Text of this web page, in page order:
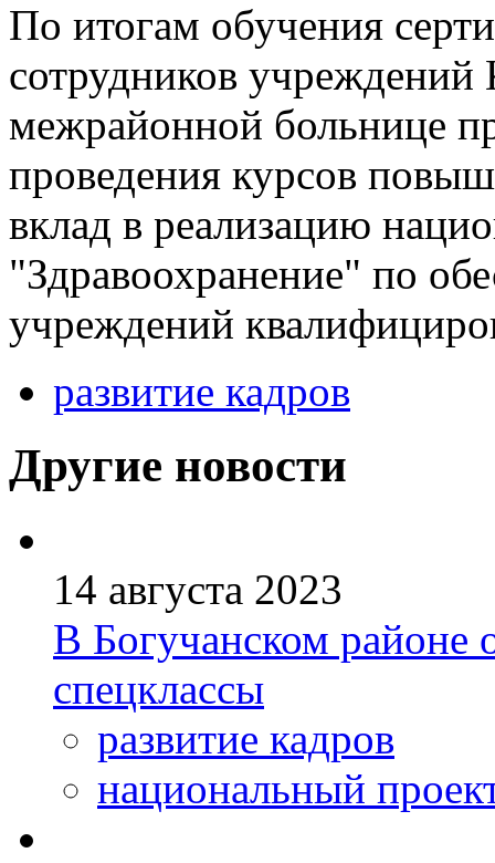
По итогам обучения
сотрудников
межрайонной больнице
проведения курсов
вклад в реализацию
"Здравоохранение" по
учреждений
развитие кадров
Другие новости
14 августа 2023
В Богучанском районе
спецклассы
развитие кадров
национальный